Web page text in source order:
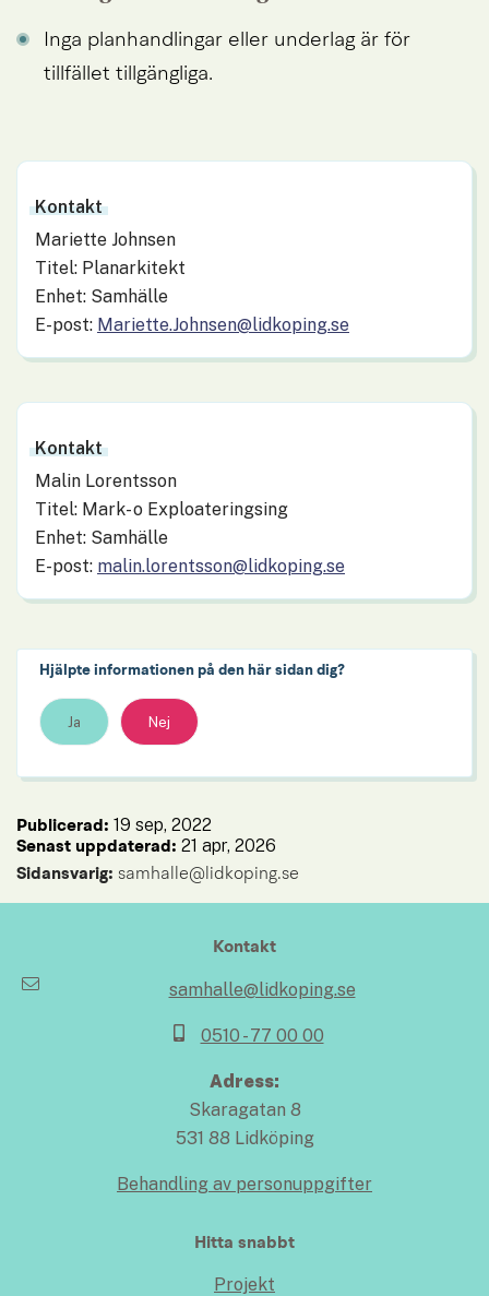
Inga planhandlingar eller underlag är för
tillfället tillgängliga.
Kontakt
Mariette Johnsen
Titel: Planarkitekt
Enhet: Samhälle
E-post: Mariette.Johnsen@lidkoping.se
Kontakt
Malin Lorentsson
Titel: Mark- o Exploateringsing
Enhet: Samhälle
E-post: malin.lorentsson@lidkoping.se
Hjälpte informationen på den här sidan dig?
Ja Nej
Publicerad: 19 sep, 2022
Senast uppdaterad: 21 apr, 2026
Sidansvarig: samhalle@lidkoping.se
Kontakt
samhalle@lidkoping.se
0510 - 77 00 00
Adress:
Skaragatan 8
531 88 Lidköping
Behandling av personuppgifter
Hitta snabbt
Projekt